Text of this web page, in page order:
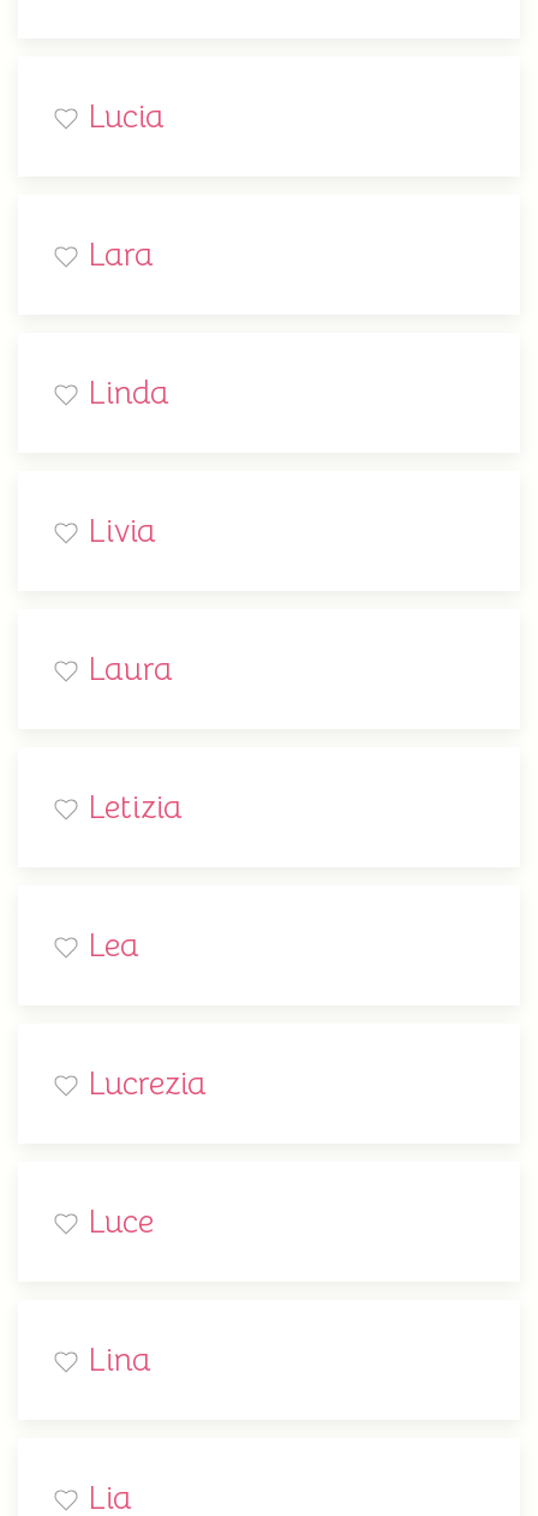
Lucia
Lara
Linda
Livia
Laura
Letizia
Lea
Lucrezia
Luce
Lina
Lia